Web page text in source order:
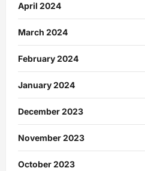
April 2024
March 2024
February 2024
January 2024
December 2023
November 2023
October 2023